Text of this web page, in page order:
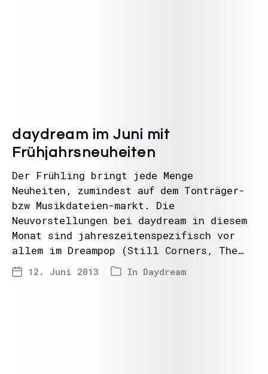
daydream im Juni mit
Frühjahrsneuheiten
Der Frühling bringt jede Menge
Neuheiten, zumindest auf dem Tonträger-
bzw Musikdateien-markt. Die
Neuvorstellungen bei daydream in diesem
Monat sind jahreszeitenspezifisch vor
allem im Dreampop (Still Corners, The…
12. Juni 2013 In Daydream